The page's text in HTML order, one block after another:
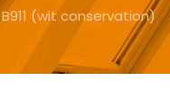
B911 (wit conservation)